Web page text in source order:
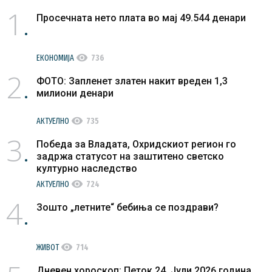
1 Просечната нето плата во мај 49.544 денари
ЕКОНОМИЈА visibility 736
2
ФОТО: Запленет златен накит вреден 1,3
милиони денари
АКТУЕЛНО visibility 735
3
Победа за Владата, Охридскиот регион го
задржа статусот на заштитено светско
културно наследство
АКТУЕЛНО visibility 724
4 Зошто „летните“ бебиња се поздрави?
ЖИВОТvisibility 714